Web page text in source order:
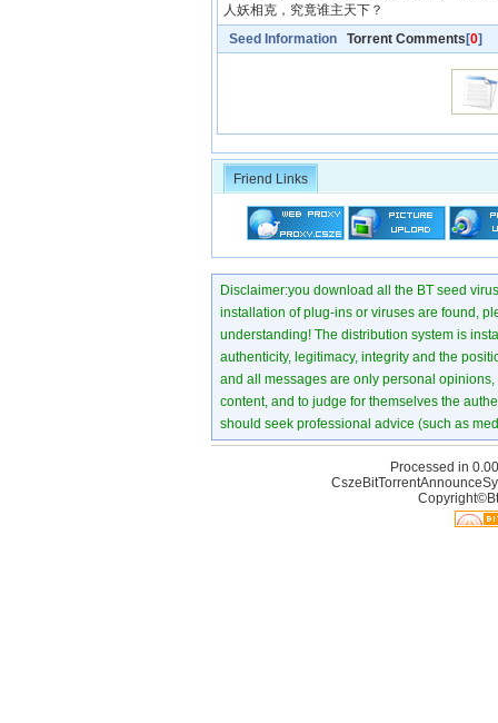
人妖相克，究竟谁主天下？
Seed Information Torrent Comments [0]
Friend Links
Disclaimer:you download all the BT seed
installation of plug-ins or viruses are found,
understanding! The distribution system is
authenticity, legitimacy, integrity and the
and all messages are only personal
content, and to judge for themselves the
should seek professional advice (such as
Processed in